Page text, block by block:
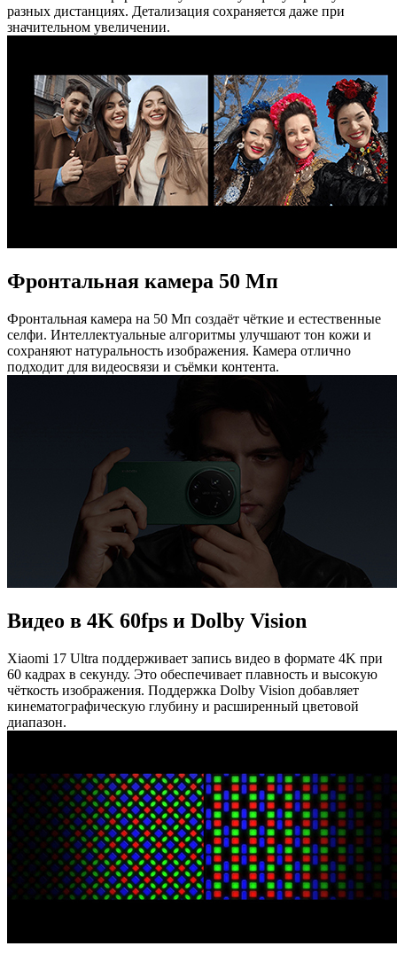
разных дистанциях. Детализация сохраняется даже при
значительном увеличении.
Фронтальная камера 50 Мп
Фронтальная камера на 50 Мп создаёт чёткие и естественные
селфи. Интеллектуальные алгоритмы улучшают тон кожи и
сохраняют натуральность изображения. Камера отлично
подходит для видеосвязи и съёмки контента.
Видео в 4K 60fps и Dolby Vision
Xiaomi 17 Ultra поддерживает запись видео в формате 4K при
60 кадрах в секунду. Это обеспечивает плавность и высокую
чёткость изображения. Поддержка Dolby Vision добавляет
кинематографическую глубину и расширенный цветовой
диапазон.